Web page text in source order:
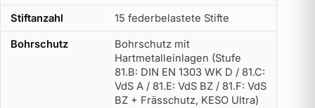
Stiftanzahl 15 federbelastete Stifte
Bohrschutz
Bohrschutz mit
Hartmetalleinlagen (Stufe
81.B: DIN EN 1303 WK D / 81.C:
VdS A / 81.E: VdS BZ / 81.F: VdS
BZ + Frässchutz, KESO Ultra)